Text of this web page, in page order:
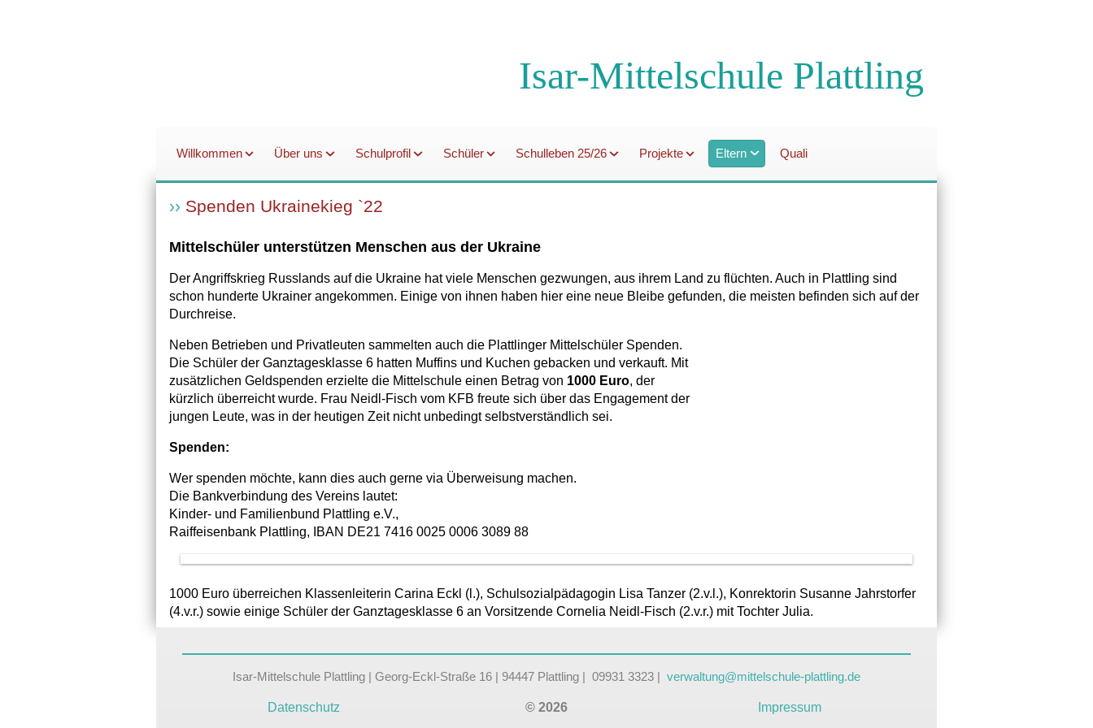
Isar-Mittelschule Plattling
Willkommen Über uns Schulprofil Schüler Schulleben 25/26 Projekte Eltern Quali
Spenden Ukrainekieg `22
Mittelschüler unterstützen Menschen aus der Ukraine
Der Angriffskrieg Russlands auf die Ukraine hat viele Menschen gezwungen, aus ihrem Land zu flüchten. Auch in Plattling sind
schon hunderte Ukrainer angekommen. Einige von ihnen haben hier eine neue Bleibe gefunden, die meisten befinden sich auf der
Durchreise.
Neben Betrieben und Privatleuten sammelten auch die Plattlinger Mittelschüler Spenden.
Die Schüler der Ganztagesklasse 6 hatten Muffins und Kuchen gebacken und verkauft. Mit
zusätzlichen Geldspenden erzielte die Mittelschule einen Betrag von 1000 Euro, der
kürzlich überreicht wurde. Frau Neidl-Fisch vom KFB freute sich über das Engagement der
jungen Leute, was in der heutigen Zeit nicht unbedingt selbstverständlich sei.
Spenden:
Wer spenden möchte, kann dies auch gerne via Überweisung machen.
Die Bankverbindung des Vereins lautet:
Kinder- und Familienbund Plattling e.V.,
Raiffeisenbank Plattling, IBAN DE21 7416 0025 0006 3089 88
1000 Euro überreichen Klassenleiterin Carina Eckl (l.), Schulsozialpädagogin Lisa Tanzer (2.v.l.), Konrektorin Susanne Jahrstorfer
(4.v.r.) sowie einige Schüler der Ganztagesklasse 6 an Vorsitzende Cornelia Neidl-Fisch (2.v.r.) mit Tochter Julia.
Isar-Mittelschule Plattling | Georg-Eckl-Straße 16 | 94447 Plattling | 09931 3323 | verwaltung@mittelschule-plattling.de
Datenschutz © 2026 Impressum